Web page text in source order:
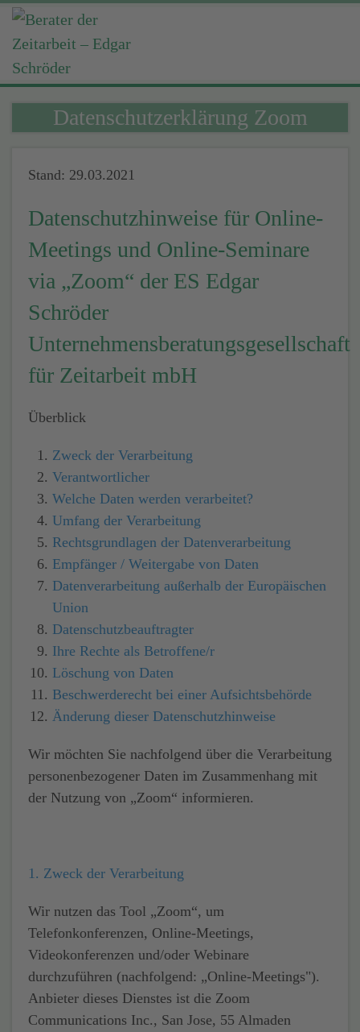
Datenschutzerklärung Zoom
Stand: 29.03.2021
Datenschutzhinweise für Online-
Meetings und Online-Seminare
via „Zoom“ der ES Edgar
Schröder
Unternehmensberatungsgesellschaft
für Zeitarbeit mbH
Überblick
Zweck der Verarbeitung
Verantwortlicher
Welche Daten werden verarbeitet?
Umfang der Verarbeitung
Rechtsgrundlagen der Datenverarbeitung
Empfänger / Weitergabe von Daten
Datenverarbeitung außerhalb der Europäischen
Union
Datenschutzbeauftragter
Ihre Rechte als Betroffene/r
Löschung von Daten
Beschwerderecht bei einer Aufsichtsbehörde
Änderung dieser Datenschutzhinweise
Wir möchten Sie nachfolgend über die Verarbeitung
personenbezogener Daten im Zusammenhang mit
der Nutzung von „Zoom“ informieren.
1. Zweck der Verarbeitung
Wir nutzen das Tool „Zoom“, um
Telefonkonferenzen, Online-Meetings,
Videokonferenzen und/oder Webinare
durchzuführen (nachfolgend: „Online-Meetings").
Anbieter dieses Dienstes ist die Zoom
Communications Inc., San Jose, 55 Almaden